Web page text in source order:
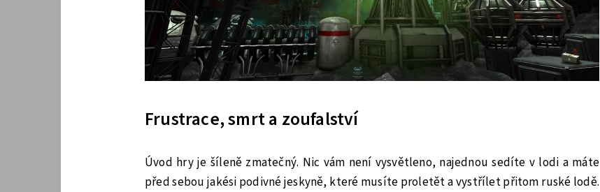
Frustrace, smrt a zoufalství
Úvod hry je šíleně zmatečný. Nic vám není vysvětleno, najednou sedíte v lodi a máte
před sebou jakési podivné jeskyně, které musíte proletět a vystřílet přitom ruské lodě.